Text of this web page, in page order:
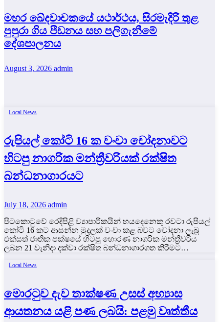
මහර ඛේදවාචකයේ යථාර්ථය, සිරමැදිරි තුළ
පුපුරා ගිය පීඩනය සහ පලිගැනීමේ
දේශපාලනය
August 3, 2026 admin
Local News
රුපියල් කෝටි 16 ක වංචා චෝදනාවට
හිටපු නාගරික මන්ත්‍රීවරියක් රක්ෂිත
බන්ධනාගාරයට
July 18, 2026 admin
පිටකොටුවේ රෙදිපිළි ව්‍යාපාරිකයින් හයදෙනෙකු රවටා රුපියල්
කෝටි 16 කට ආසන්න මුදලක් වංචා කළ බවට චෝදනා ලැබූ
එක්සත් ජාතික පක්ෂයේ හිටපු හොරණ නාගරික මන්ත්‍රීවරිය
ලබන 21 වැනිදා දක්වා රක්ෂිත බන්ධනාගාරගත කිරීමට…
Local News
මොරටුව දැව තාක්ෂණ උසස් අභ්‍යාස
ආයතනය යළි පණ ලබයි: පළමු වෘත්තීය